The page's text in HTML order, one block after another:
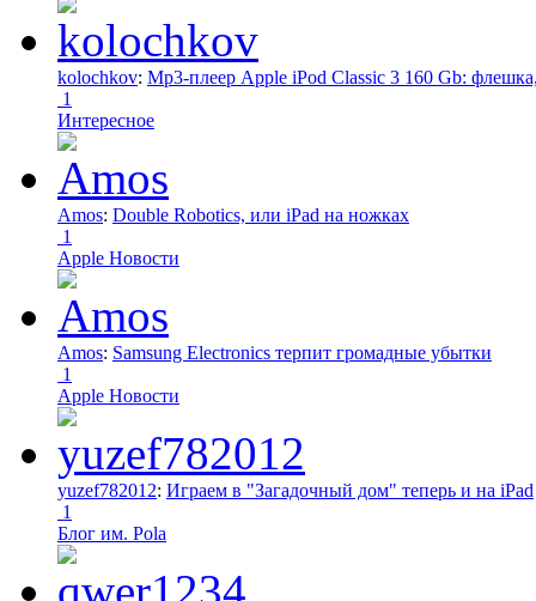
kolochkov: Mp3-плеер Apple iPod Classic 3 160 Gb:
1
Интересное
Amos: Double Robotics, или iPad на ножках
1
Apple Новости
Amos: Samsung Electronics терпит громадные убытки
1
Apple Новости
yuzef782012: Играем в "Загадочный дом" теперь и на iPad
1
Блог им. Pola